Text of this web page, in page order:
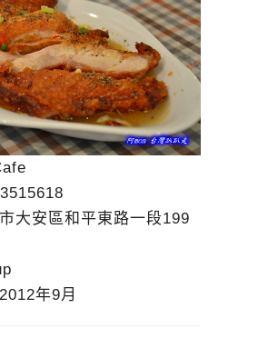
大安區和平東路一段199
年9月